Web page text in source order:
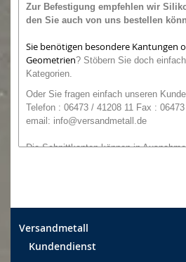
Zur Befestigung empfehlen wir
den Sie auch von uns bestellen
Sie benötigen besondere Kantungen
Geometrien? Stöbern Sie doch
Kategorien.
Oder Sie fragen einfach unseren
Telefon : 06473 / 41208 11 Fax :
email: info@versandmetall.de
Die Schnittkanten können in
Versandmetall
Kundendienst